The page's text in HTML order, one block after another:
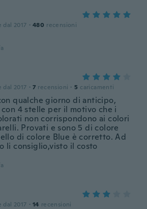
dal 2017 · 480 recensioni
dal 2017 · 7 recensioni · 5 caricamenti
qualche giorno di anticipo,
4 stelle per il motivo che i
non corrispondono ai colori
Provati e sono 5 di colore
di colore Blue è corretto. Ad
li consiglio,visto il costo
dal 2017 · 14 recensioni